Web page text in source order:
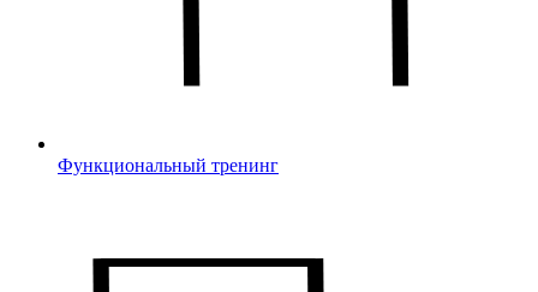
Функциональный тренинг